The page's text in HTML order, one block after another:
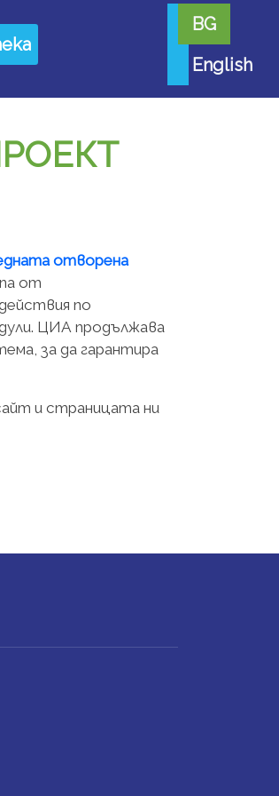
BG
English
отворена
от
по
ЦИА продължава
за да гарантира
и страницата ни